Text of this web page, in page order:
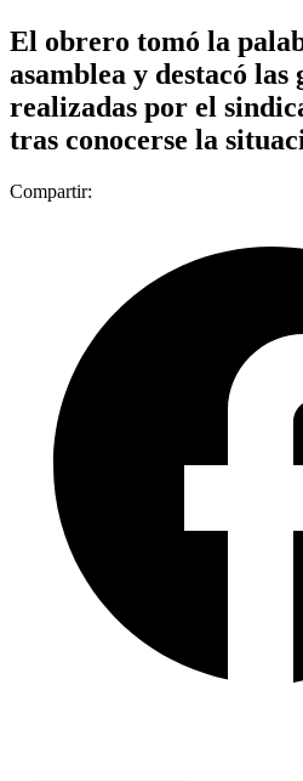
El obrero tomó la
asamblea y destacó las
realizadas por el
tras conocerse la
Compartir: